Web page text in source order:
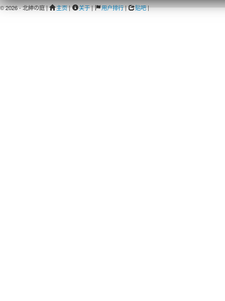
© 2026 - 北紳の庭 | 主页| 关于| 用户排行| 贴吧|